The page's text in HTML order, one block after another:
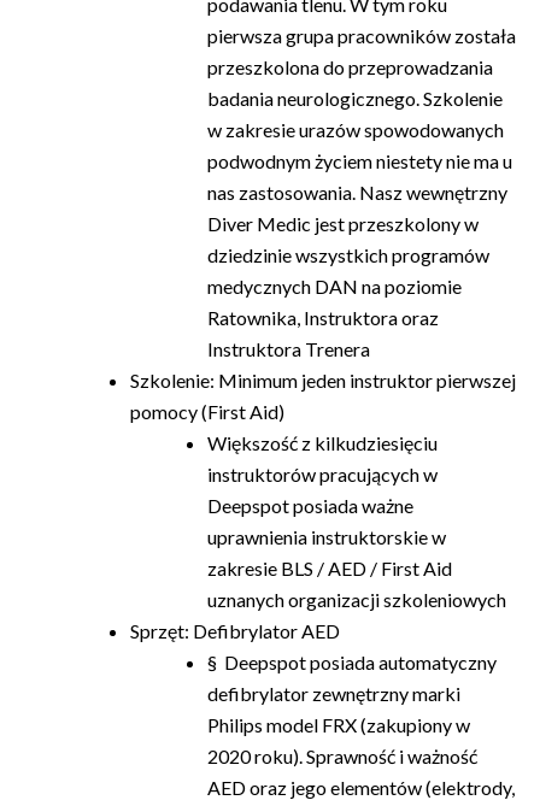
pierwsza grupa pracowników została
przeszkolona do przeprowadzania
badania neurologicznego. Szkolenie
w zakresie urazów spowodowanych
podwodnym życiem niestety nie ma u
nas zastosowania. Nasz wewnętrzny
Diver Medic jest przeszkolony w
dziedzinie wszystkich programów
medycznych DAN na poziomie
Ratownika, Instruktora oraz
Instruktora Trenera
Szkolenie: Minimum jeden instruktor pierwszej
pomocy (First Aid)
Większość z kilkudziesięciu
instruktorów pracujących w
Deepspot posiada ważne
uprawnienia instruktorskie w
zakresie BLS / AED / First Aid
uznanych organizacji szkoleniowych
Sprzęt: Defibrylator AED
§ Deepspot posiada automatyczny
defibrylator zewnętrzny marki
Philips model FRX (zakupiony w
2020 roku). Sprawność i ważność
AED oraz jego elementów (elektrody,